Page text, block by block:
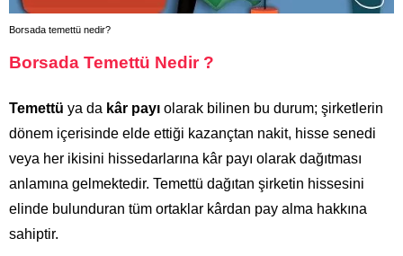
Borsada temettü nedir?
Borsada Temettü Nedir ?
Temettü ya da kâr payı olarak bilinen bu durum; şirketlerin
dönem içerisinde elde ettiği kazançtan nakit, hisse senedi
veya her ikisini hissedarlarına kâr payı olarak dağıtması
anlamına gelmektedir. Temettü dağıtan şirketin hissesini
elinde bulunduran tüm ortaklar kârdan pay alma hakkına
sahiptir.